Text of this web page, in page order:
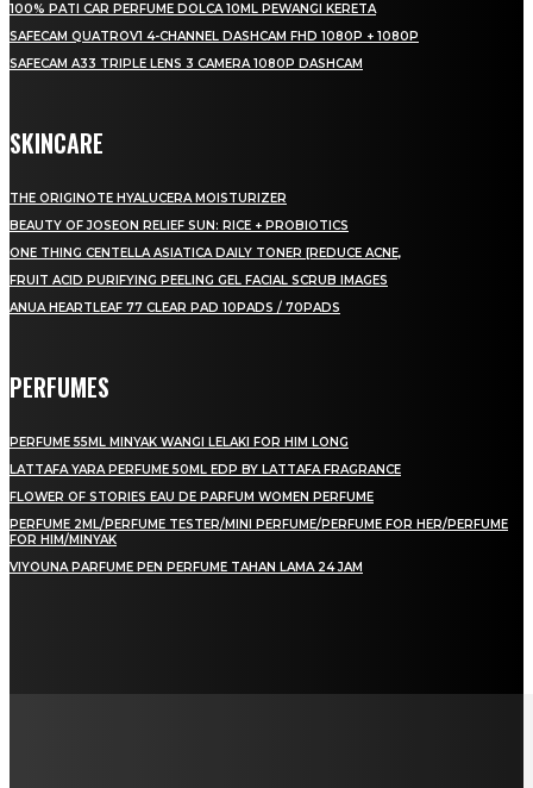
100% PATI CAR PERFUME DOLCA 10ML PEWANGI KERETA
SAFECAM QUATROV1 4-CHANNEL DASHCAM FHD 1080P + 1080P
SAFECAM A33 TRIPLE LENS 3 CAMERA 1080P DASHCAM
SKINCARE
THE ORIGINOTE HYALUCERA MOISTURIZER
BEAUTY OF JOSEON RELIEF SUN: RICE + PROBIOTICS
ONE THING CENTELLA ASIATICA DAILY TONER [REDUCE ACNE,
FRUIT ACID PURIFYING PEELING GEL FACIAL SCRUB IMAGES
ANUA HEARTLEAF 77 CLEAR PAD 10PADS / 70PADS
PERFUMES
PERFUME 55ML MINYAK WANGI LELAKI FOR HIM LONG
LATTAFA YARA PERFUME 50ML EDP BY LATTAFA FRAGRANCE
FLOWER OF STORIES EAU DE PARFUM WOMEN PERFUME
PERFUME 2ML/PERFUME TESTER/MINI PERFUME/PERFUME FOR HER/PERFUME
FOR HIM/MINYAK
VIYOUNA PARFUME PEN PERFUME TAHAN LAMA 24 JAM